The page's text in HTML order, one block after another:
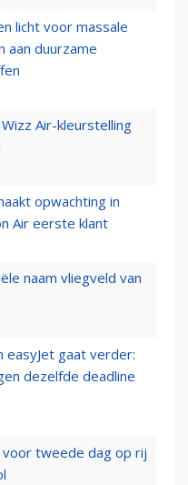
licht voor massale
aan duurzame
Air-kleurstelling
opwachting in
Air eerste klant
naam vliegveld van
easyJet gaat verder:
dezelfde deadline
tweede dag op rij